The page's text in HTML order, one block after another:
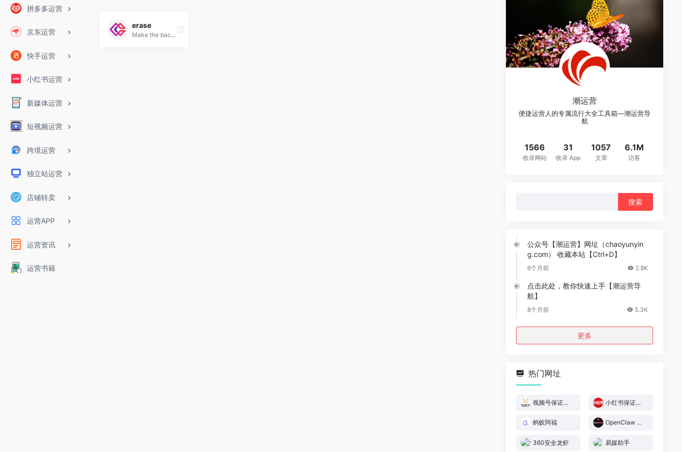
拼多多运营
京东运营
快手运营
小红书运营
新媒体运营
短视频运营
跨境运营
独立站运营
店铺转卖
运营APP
运营资讯
运营书籍
erase
Make the background transparent for images of humans, animals, or objects. Download images in high resolution for free for e-commerce and personal use. No credit card needed.
潮运营
便捷运营人的专属流行大全工具箱—潮运营导
航
1566
收录网站
31
收录 App
1057
文章
6.1M
访客
公众号【潮运营】网址（chaoyunyin
g.com） 收藏本站【Ctrl+D】
6个月前 2.8K
点击此处，教你快速上手【潮运营导
航】
8个月前 5.3K
更多
热门网址
视频号保证金规则 小红书保证金规则
蚂蚁阿福 OpenClaw 官网
360安全龙虾 易媒助手